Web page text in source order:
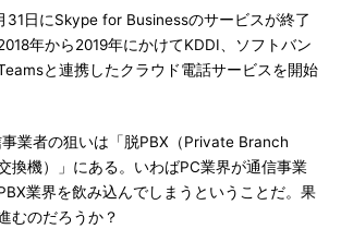
日にSkype for Businessのサービスが終了
年から2019年にかけてKDDI、ソフトバン
と連携したクラウド電話サービスを開始
業者の狙いは「脱PBX（Private Branch
換機）」にある。いわばPC業界が通信事業
業界を飲み込んでしまうということだ。果
むのだろうか？